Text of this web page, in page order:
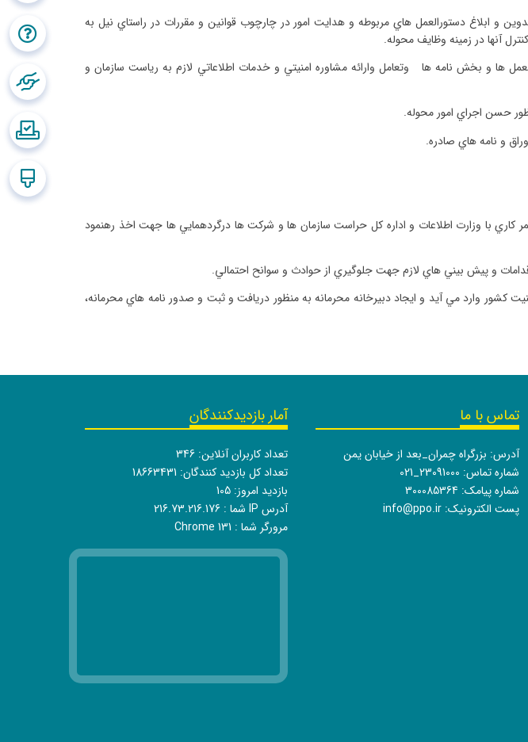
ابلاغ دستورالعمل هاي مربوطه و هدايت امور در چارچوب قوانين و مقررات در راستاي نيل به
آنها در زمينه وظايف محوله.
ها و بخش نامه ها وتعامل وارائه مشاوره امنيتي و خدمات اطلاعاتي لازم به رياست سازمان و
حسن اجراي امور محوله.
و نامه هاي صادره.
با وزارت اطلاعات و اداره كل حراست سازمان ها و شركت ها درگردهمايي ها جهت اخذ رهنمود
و پيش بيني هاي لازم جهت جلوگيري از حوادث و سوانح احتمالي.
وارد مي آيد و ايجاد دبيرخانه محرمانه به منظور دريافت و ثبت و صدور نامه هاي محرمانه،
تماس با ما
آدرس: بزرگراه چمران_بعد از خیابان یمن
شماره تماس: 021_23091000
شماره پیامک: 300085364
پست الکترونیک:info@ppo.ir
آمار بازدیدکنندگان
تعداد کاربران آنلاین: 346
تعداد کل بازدید کنندگان: 18663431
بازدید امروز: 105
آدرس IP شما :
216.73.216.176
مرورگر شما : Chrome 131